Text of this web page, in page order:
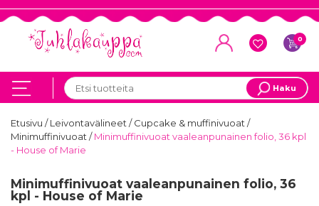
0
Haku
Etusivu /Leivontavälineet/Cupcake & muffinivuoat/
Minimuffinivuoat/Minimuffinivuoat vaaleanpunainen folio, 36 kpl
- House of Marie
Minimuffinivuoat vaaleanpunainen folio, 36
kpl - House of Marie